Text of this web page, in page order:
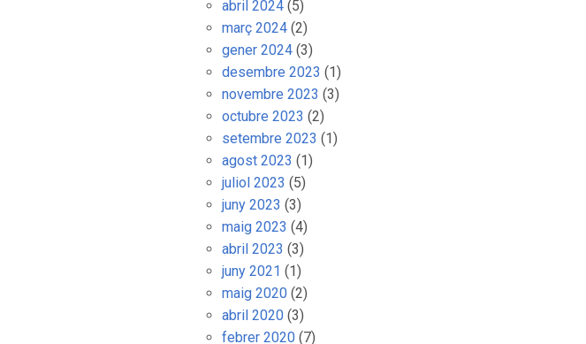
abril 2024 (5)
març 2024 (2)
gener 2024 (3)
desembre 2023 (1)
novembre 2023 (3)
octubre 2023 (2)
setembre 2023 (1)
agost 2023 (1)
juliol 2023 (5)
juny 2023 (3)
maig 2023 (4)
abril 2023 (3)
juny 2021 (1)
maig 2020 (2)
abril 2020 (3)
febrer 2020 (7)